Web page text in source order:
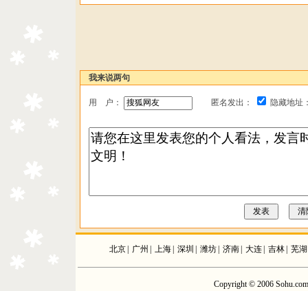
我来说两句
用 户： 匿名发出： 隐藏地址
北京 广州 上海 深圳 潍坊 济南 大连 吉林 芜湖
Copyright © 2006